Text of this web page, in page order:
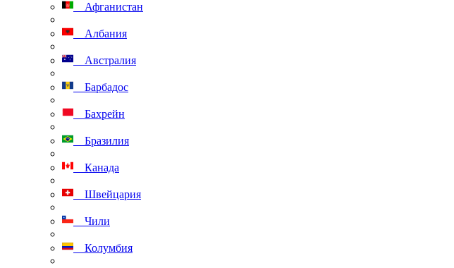
Афганистан
Албания
Австралия
Барбадос
Бахрейн
Бразилия
Канада
Швейцария
Чили
Колумбия